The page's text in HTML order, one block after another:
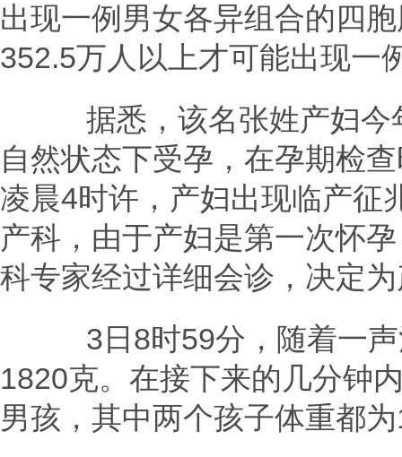
出现一例男女各异组合的四
352.5万人以上才可能出现一
据悉，该名张姓产妇今
自然状态下受孕，在孕期检
凌晨4时许，产妇出现临产征
产科，由于产妇是第一次怀
科专家经过详细会诊，决定
3日8时59分，随着一声
1820克。在接下来的几分钟
男孩，其中两个孩子体重都